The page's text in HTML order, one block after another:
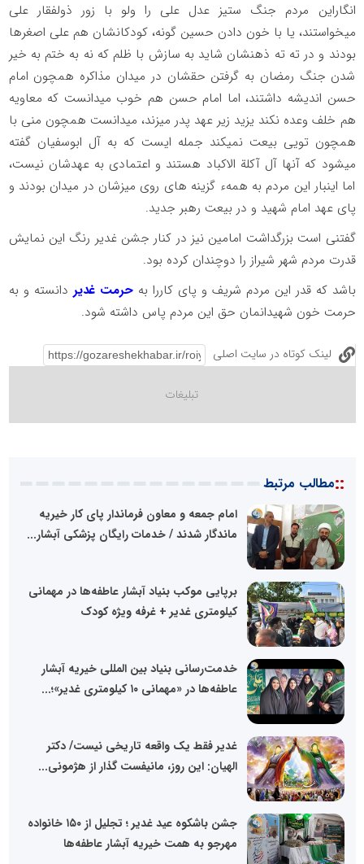
انگاراین مردم جنگ ستیز عدل علی را ولو با زور ذولفقار علی
میخواستند، یا با خون دادن حسین گونه، کودکانشان هم علی اصغرها
بودند و در ته ته ذهنشان شاید به سازش با ظلم که نه به ختم به خیر
شدن جنگ رمضان به گرفتن حقشان در میدان مذاکره همچون امام
حسن اندیشه داشتند، اما امام حسن هم خوب میدانست که معاویه
هم خلف وعده نکند یزید زیر عهد پدر میزند، میدانست همچون منی با
همچون تویی بیعت نمیکند جمله ایست که به آل ابوسفیان گفته
میشود که آنها آل آکلة الاکباد هستند و اعتمادی به عهدشان نیست،
اما اینبار این مردم به همهء گزینه های روی میزشان در میدان بودند و
پای عهد امام شهید و در بیعت رهبر جدید.
گفتنی است بزرگداشت امامین نیز در کنار جشن غدیر رنگ این نمایش
قدرت مردم شهر شیراز را دوچندان کرده بود.
باشد که قدر این مردم شریف و پای کاررا به حرمت غدیر دانسته و به
حرمت خون شهیدانمان حق این مردم پاس داشته شود.
لینک کوتاه در سایت اصلی
::مطالب مرتبط
امام جمعه و معاون فرماندار پای کار خیریه
ماندگار شدند / خدمات رایگان پزشکی آبشار...
برپایی موکب بنیاد آبشار عاطفه‌ها در مهمانی
کیلومتری غدیر + غرفه ویژه کودک
خدمت‌رسانی بنیاد بین المللی خیریه آبشار
عاطفه‌ها در «مهمانی ۱۰ کیلومتری غدیر»؛...
غدیر فقط یک واقعه تاریخی نیست/ دکتر
الهیان: این روز، مانیفست گذار از هژمونی...
جشن باشکوه عید غدیر ؛ تجلیل از ۱۵۰ خانواده
مهرجو به همت خیریه آبشار عاطفه‌ها